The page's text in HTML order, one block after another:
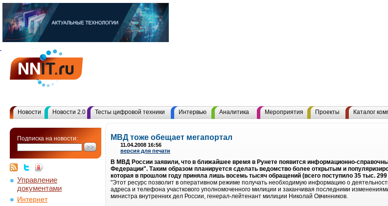
Новости Новости 2.0 Тесты цифровой техники Интервью Аналитика Мероприятия Проекты Каталог
Подписка на новости:
Управление
документами
Интернет
МВД тоже обещает мегапортал
11.04.2008 16:56
версия для печати
В МВД России заявили, что в ближайшее время в Рунете появится информационно-
Федерации". Таким образом планируется сделать ведомство более открытым и
которая в прошлом году приняла лишь восемь тысяч обращений (всего поступило 35 тыс.
"Этот ресурс позволит в оперативном режиме получать необходимую информацию о
адреса и телефона участкового уполномоченного милиции и заканчивая последними
министра внутренних дел России, генерал-лейтенант милиции Николай Овчинников.